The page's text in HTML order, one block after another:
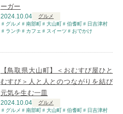
ーガー
2024.10.04
グルメ
グルメ
南部町 大山町 伯耆町
日吉津村
ランチ
カフェ スイーツ おでかけ
【鳥取県大山町】＜おむすび屋ひと
むすび＞人と人とのつながりを結び
元気を生む一皿
2024.10.04
グルメ
グルメ
南部町 大山町 伯耆町
日吉津村